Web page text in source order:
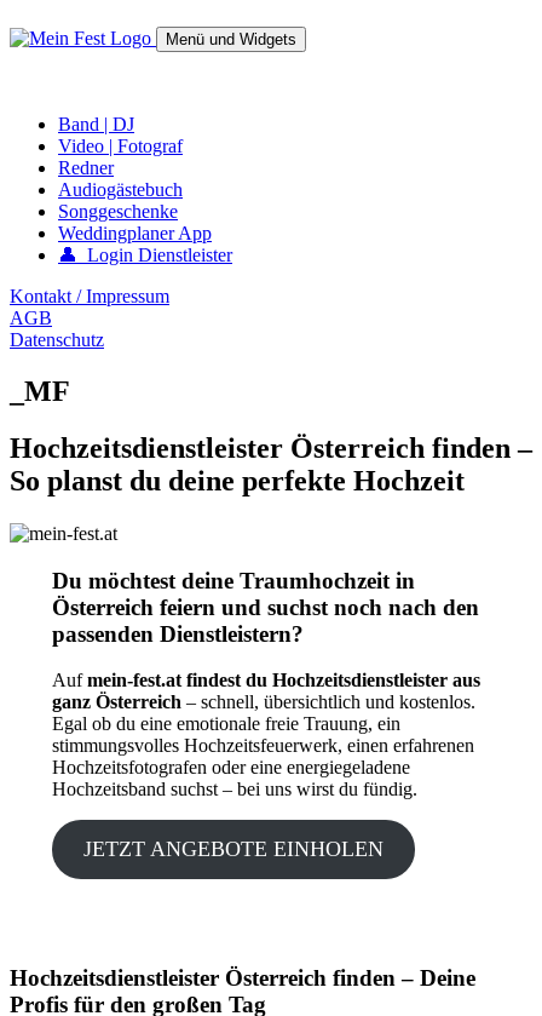
zum
Menü und Widgets
Band | DJ
Video | Fotograf
Redner
Audiogästebuch
Songgeschenke
Weddingplaner App
👤 Login Dienstleister
Kontakt / Impressum
AGB
Datenschutz
_MF
Hochzeitsdienstleister Österreich finden –
So planst du deine perfekte Hochzeit
Du möchtest deine Traumhochzeit in
Österreich feiern und suchst noch nach den
passenden Dienstleistern?
Aufmein-fest.at findest du Hochzeitsdienstleister aus
ganz Österreich– schnell, übersichtlich und kostenlos.
Egal ob du eine emotionale freie Trauung, ein
stimmungsvolles Hochzeitsfeuerwerk, einen erfahrenen
Hochzeitsfotografen oder eine energiegeladene
Hochzeitsband suchst – bei uns wirst du fündig.
JETZT ANGEBOTE EINHOLEN
Hochzeitsdienstleister Österreich finden – Deine
Profis für den großen Tag